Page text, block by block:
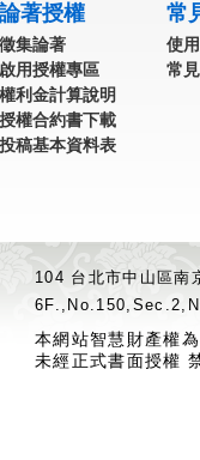
論著授權
徵集論著
啟用授權專區
權利金計算說明
授權合約書下載
投稿基本資料表
常
使
常
104 台北市中山區
本網站智慧財產權
未經正式書面授權